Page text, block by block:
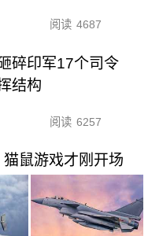
阅读 4687
碎印军17个司令
结构
阅读 6257
鼠游戏才刚开场